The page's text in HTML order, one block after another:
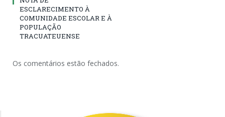
ESCLARECIMENTO À
COMUNIDADE ESCOLAR E À
POPULAÇÃO
TRACUATEUENSE
Os comentários estão fechados.